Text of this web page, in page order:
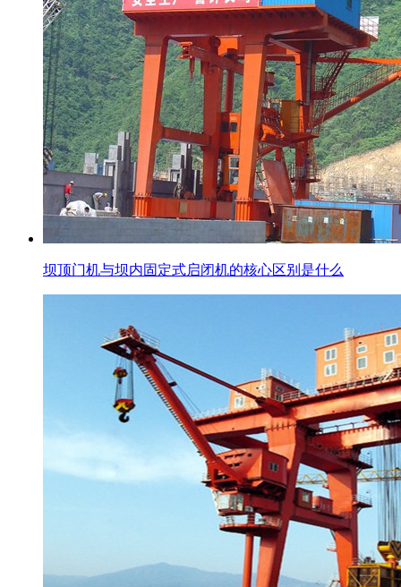
坝顶门机与坝内固定式启闭机的核心区别是什么